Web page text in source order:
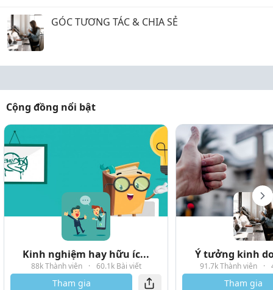
GÓC TƯƠNG TÁC & CHIA SẺ
Cộng đồng nổi bật
Kinh nghiệm hay hữu íc...
88k Thành viên · 60.1k Bài viết
Tham gia
Ý tưởng kinh
91.7k Thành viên ·
Tham gia